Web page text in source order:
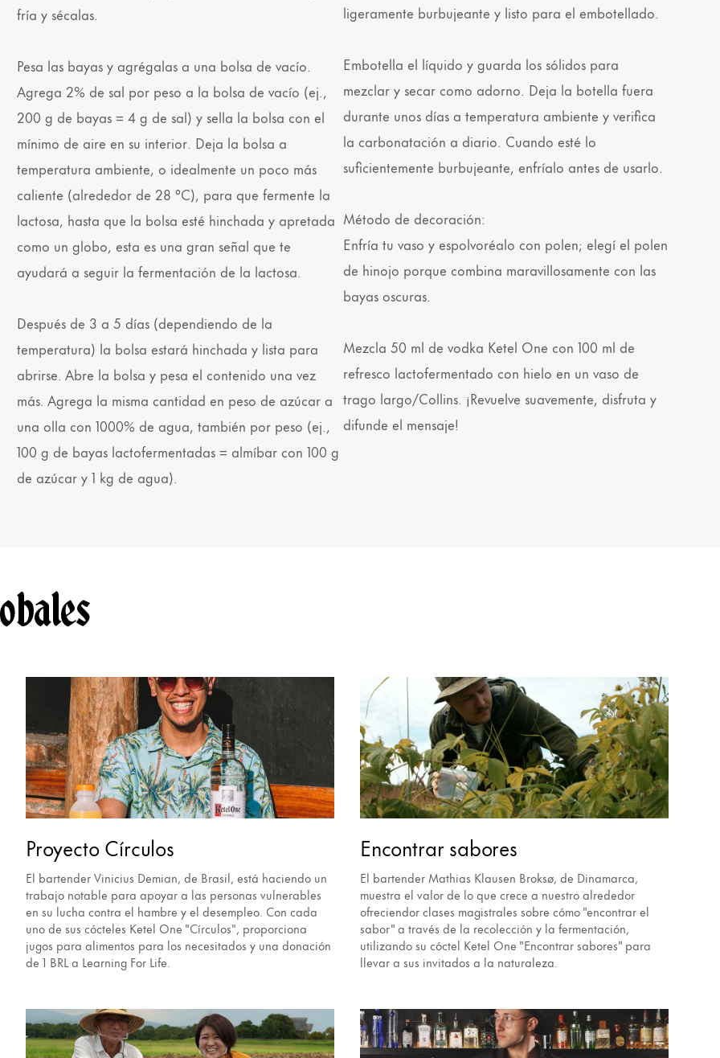
fría y sécalas.
Pesa las bayas y agrégalas a una bolsa de vacío.
Agrega 2% de sal por peso a la bolsa de vacío (ej.,
200 g de bayas = 4 g de sal) y sella la bolsa con el
mínimo de aire en su interior. Deja la bolsa a
temperatura ambiente, o idealmente un poco más
caliente (alrededor de 28 °C), para que fermente la
lactosa, hasta que la bolsa esté hinchada y apretada
como un globo, esta es una gran señal que te
ayudará a seguir la fermentación de la lactosa.
Después de 3 a 5 días (dependiendo de la
temperatura) la bolsa estará hinchada y lista para
abrirse. Abre la bolsa y pesa el contenido una vez
más. Agrega la misma cantidad en peso de azúcar a
una olla con 1000% de agua, también por peso (ej.,
100 g de bayas lactofermentadas = almíbar con 100 g
de azúcar y 1 kg de agua).
ligeramente burbujeante y listo para el embotellado.
Embotella el líquido y guarda los sólidos para
mezclar y secar como adorno. Deja la botella fuera
durante unos días a temperatura ambiente y verifica
la carbonatación a diario. Cuando esté lo
suficientemente burbujeante, enfríalo antes de usarlo.
Método de decoración:
Enfría tu vaso y espolvoréalo con polen; elegí el polen
de hinojo porque combina maravillosamente con las
bayas oscuras.
Mezcla 50 ml de vodka Ketel One con 100 ml de
refresco lactofermentado con hielo en un vaso de
trago largo/Collins. ¡Revuelve suavemente, disfruta y
difunde el mensaje!
Proyecto Círculos
El bartender Vinicius Demian, de Brasil, está haciendo un
trabajo notable para apoyar a las personas vulnerables
en su lucha contra el hambre y el desempleo. Con cada
uno de sus cócteles Ketel One "Círculos", proporciona
jugos para alimentos para los necesitados y una donación
de 1 BRL a Learning For Life.
Encontrar sabores
El bartender Mathias Klausen Broksø, de Dinamarca,
muestra el valor de lo que crece a nuestro alrededor
ofreciendor clases magistrales sobre cómo "encontrar el
sabor" a través de la recolección y la fermentación,
utilizando su cóctel Ketel One "Encontrar sabores" para
llevar a sus invitados a la naturaleza.